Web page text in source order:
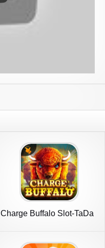
Charge Buffalo Slot-TaDa